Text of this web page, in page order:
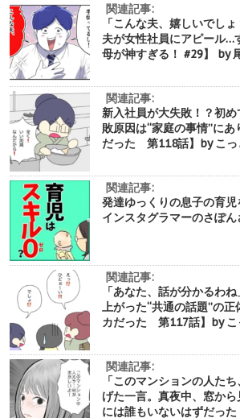
関連記事:
「こんな夫、嬉しいでし
夫が女性社員にアピール…
母が神すぎる！ #29】 by
関連記事:
新入社員が大失敗！？初
敗原因は“家庭の事情”に
だった 第118話】by こっ
関連記事:
発達ゆっくりの息子の育
インスタグラマーのさぽん
関連記事:
「あなた、話が分かるわ
上がった“共通の話題”の
カだった 第117話】by こ
関連記事:
「このマンションの人た
げた一言。真夜中、窓か
には誰もいないはずだっ